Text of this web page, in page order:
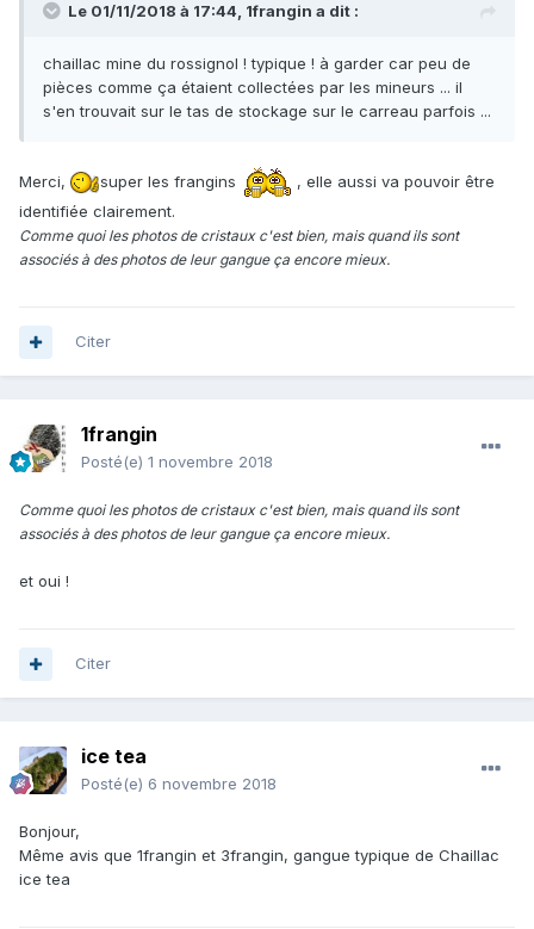
Le 01/11/2018 à 17:44, 1frangin a dit :
chaillac mine du rossignol ! typique ! à garder car peu de
pièces comme ça étaient collectées par les mineurs ... il
s'en trouvait sur le tas de stockage sur le carreau parfois ...
Merci, super les frangins
, elle aussi va pouvoir être
identifiée clairement.
Comme quoi les photos de cristaux c'est bien, mais quand ils sont
associés à des photos de leur gangue ça encore mieux.
Citer
1frangin
Posté(e) 1 novembre 2018
Comme quoi les photos de cristaux c'est bien, mais quand ils sont
associés à des photos de leur gangue ça encore mieux.
et oui !
Citer
ice tea
Posté(e) 6 novembre 2018
Bonjour,
Même avis que 1frangin et 3frangin, gangue typique de Chaillac
ice tea